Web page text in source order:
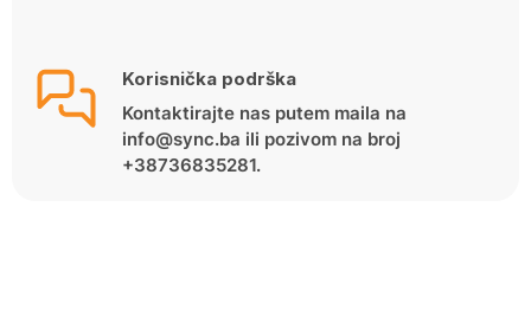
Korisnička podrška
Kontaktirajte nas putem maila na
info@sync.ba ili pozivom na broj
+38736835281.